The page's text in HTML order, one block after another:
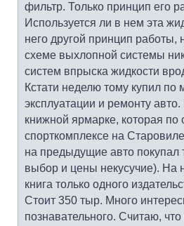
фильтр. Только принцип его
Используется ли в нем эта
него другой принцип работы,
схеме выхлопной системы
систем впрыска жидкости
Кстати неделю тому купил по
эксплуатации и ремонту
книжной ярмарке, которая по
спорткомплексе на
на предыдущие авто
выбор и цены некусучие). На
книга только одного
Стоит 350 тыр. Много
познавательного. Считаю, что